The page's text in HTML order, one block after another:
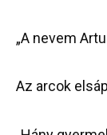
„A nevem
Az arcok